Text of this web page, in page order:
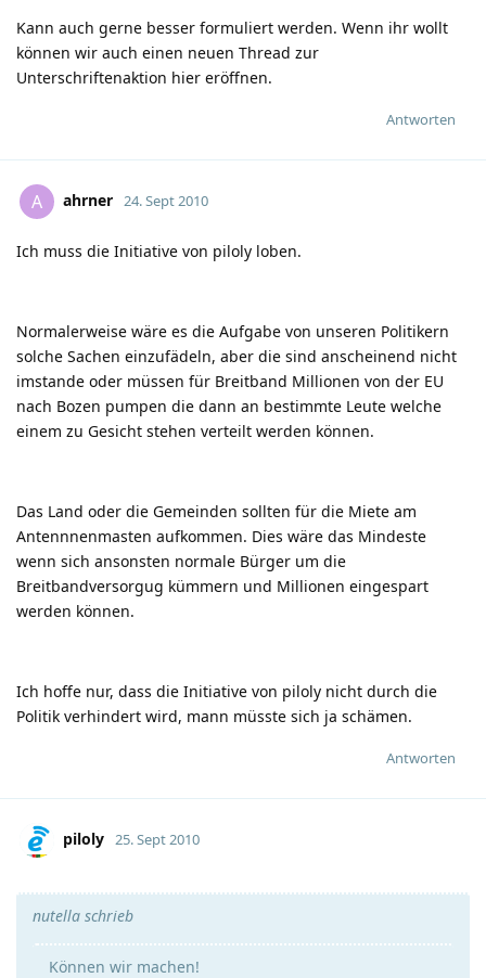
Kann auch gerne besser formuliert werden. Wenn ihr wollt
können wir auch einen neuen Thread zur
Unterschriftenaktion hier eröffnen.
Antworten
A ahrner 24. Sept 2010
Ich muss die Initiative von piloly loben.
Normalerweise wäre es die Aufgabe von unseren Politikern
solche Sachen einzufädeln, aber die sind anscheinend nicht
imstande oder müssen für Breitband Millionen von der EU
nach Bozen pumpen die dann an bestimmte Leute welche
einem zu Gesicht stehen verteilt werden können.
Das Land oder die Gemeinden sollten für die Miete am
Antennnenmasten aufkommen. Dies wäre das Mindeste
wenn sich ansonsten normale Bürger um die
Breitbandversorgug kümmern und Millionen eingespart
werden können.
Ich hoffe nur, dass die Initiative von piloly nicht durch die
Politik verhindert wird, mann müsste sich ja schämen.
Antworten
piloly 25. Sept 2010
nutella schrieb
Können wir machen!